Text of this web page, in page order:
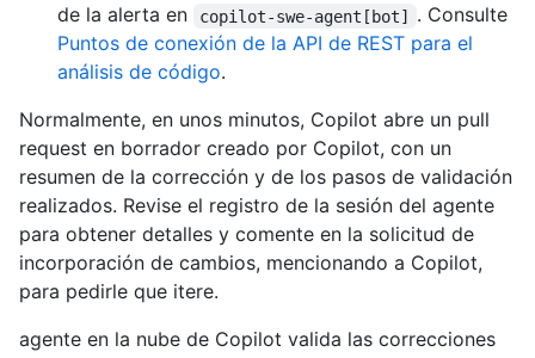
de la alerta en
copilot-swe-agent[bot] . Consulte
Puntos de conexión de la API de REST para el
análisis de código.
Normalmente, en unos minutos, Copilot abre un pull
request en borrador creado por Copilot, con un
resumen de la corrección y de los pasos de validación
realizados. Revise el registro de la sesión del agente
para obtener detalles y comente en la solicitud de
incorporación de cambios, mencionando a Copilot,
para pedirle que itere.
agente en la nube de Copilot valida las correcciones